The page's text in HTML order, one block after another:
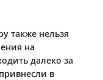
также нельзя
на
далеко за
в